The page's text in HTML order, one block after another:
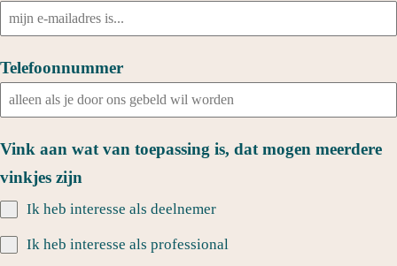
Telefoonnummer
Vink aan wat van toepassing is, dat mogen meerdere
vinkjes zijn
Ik heb interesse als deelnemer
Ik heb interesse als professional